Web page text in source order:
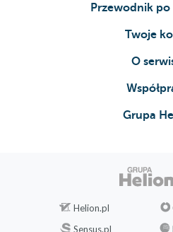
Rozdział 39,
2010 roku,
Rozdział 40,
Rozdział 41,
2010 roku,
roku,
Rozdział 43,
Rozdział 44,
Przewodnik
Twoje
O
Grupa
Helion.pl
Sensus.pl